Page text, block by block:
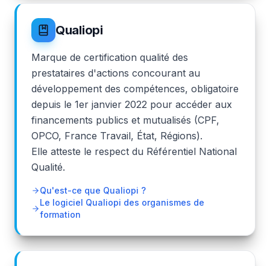
Qualiopi
Marque de certification qualité des
prestataires d'actions concourant au
développement des compétences, obligatoire
depuis le 1er janvier 2022 pour accéder aux
financements publics et mutualisés (CPF,
OPCO, France Travail, État, Régions).
Elle atteste le respect du Référentiel National
Qualité.
Qu'est-ce que Qualiopi ?
Le logiciel Qualiopi des organismes de
formation